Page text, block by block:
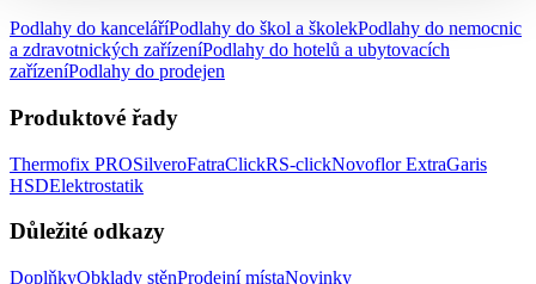
Podlahy do kanceláříPodlahy do škol a školekPodlahy do nemocnic
a zdravotnických zařízeníPodlahy do hotelů a ubytovacích
zařízeníPodlahy do prodejen
Produktové řady
Thermofix PROSilveroFatraClickRS-clickNovoflor ExtraGaris
HSDElektrostatik
Důležité odkazy
DoplňkyObklady stěnProdejní místaNovinky